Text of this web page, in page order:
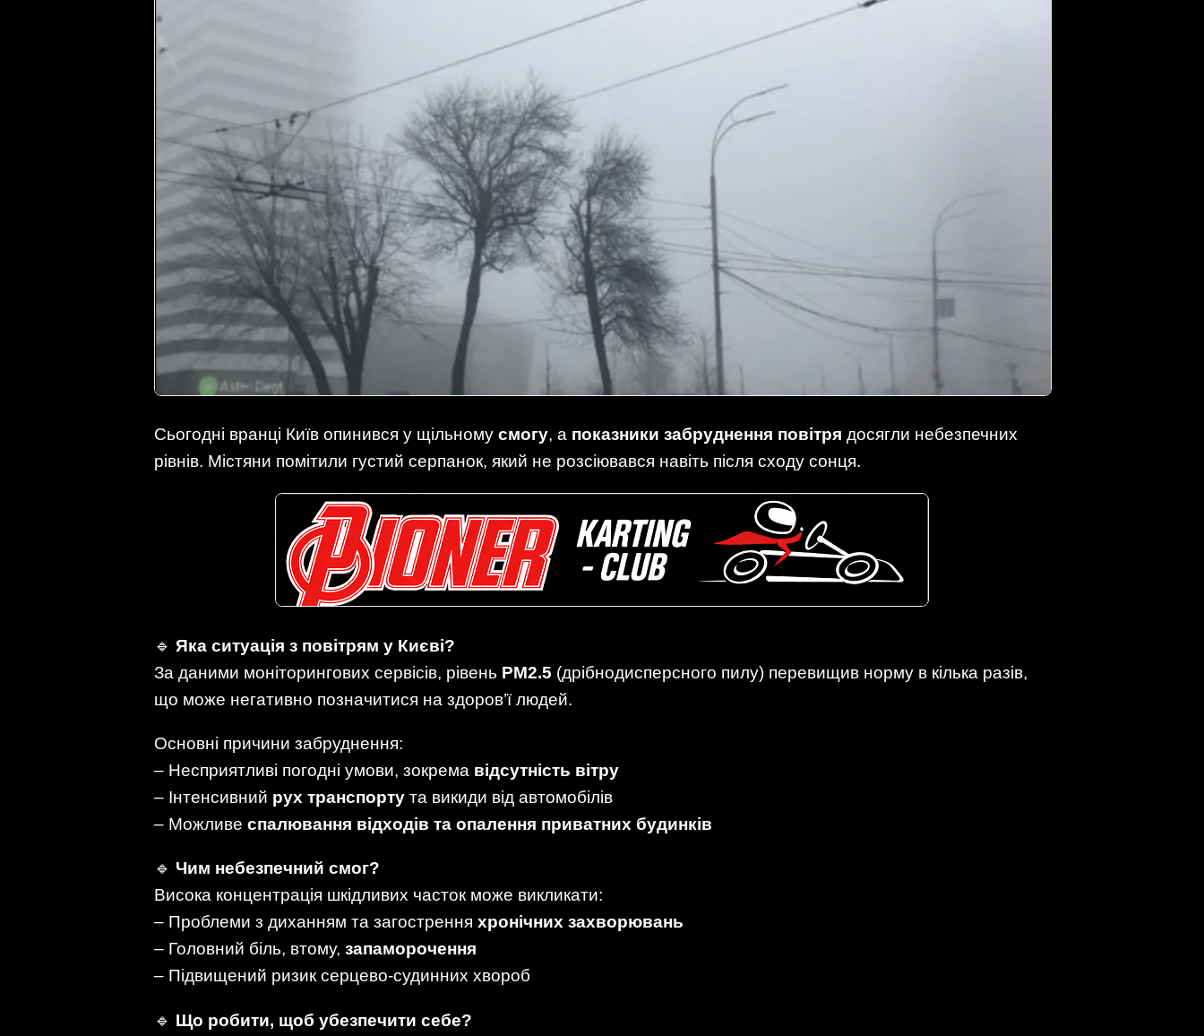
Сьогодні вранці Київ опинився у щільному смогу, а показники забруднення повітря досягли небезпечних
рівнів. Містяни помітили густий серпанок, який не розсіювався навіть після сходу сонця.
🔹 Яка ситуація з повітрям у Києві?
За даними моніторингових сервісів, рівень PM2.5 (дрібнодисперсного пилу) перевищив норму в кілька разів,
що може негативно позначитися на здоров’ї людей.
Основні причини забруднення:
– Несприятливі погодні умови, зокрема відсутність вітру
– Інтенсивний рух транспорту та викиди від автомобілів
– Можливе спалювання відходів та опалення приватних будинків
🔹 Чим небезпечний смог?
Висока концентрація шкідливих часток може викликати:
– Проблеми з диханням та загострення хронічних захворювань
– Головний біль, втому, запаморочення
– Підвищений ризик серцево-судинних хвороб
🔹 Що робити, щоб убезпечити себе?